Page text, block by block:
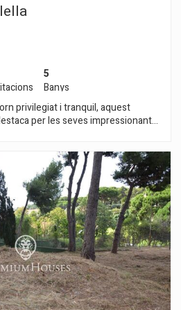
5
Banys
privilegiat i tranquil, aquest
per les seves impressionants
estat
màxim la llum natural, gràcies als
cada estança, creant espais
durant tot el dia. El cor de la casa
espai obert i elegant que s'integra a
moderna de concepte obert,
illa central ideal tant per al dia a dia
directa a una altra terrassa on
de barbacoa, perfecta per
reunions familiars o trobades
A l´exterior, la